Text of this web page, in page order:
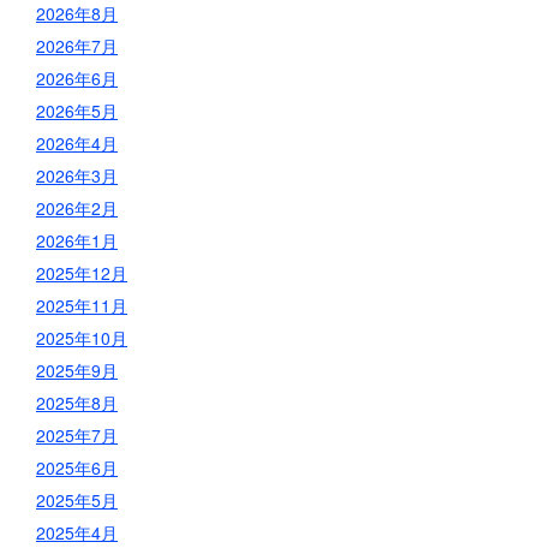
2026年8月
2026年7月
2026年6月
2026年5月
2026年4月
2026年3月
2026年2月
2026年1月
2025年12月
2025年11月
2025年10月
2025年9月
2025年8月
2025年7月
2025年6月
2025年5月
2025年4月